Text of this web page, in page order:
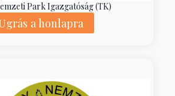
Park Igazgatóság (TK)
a honlapra